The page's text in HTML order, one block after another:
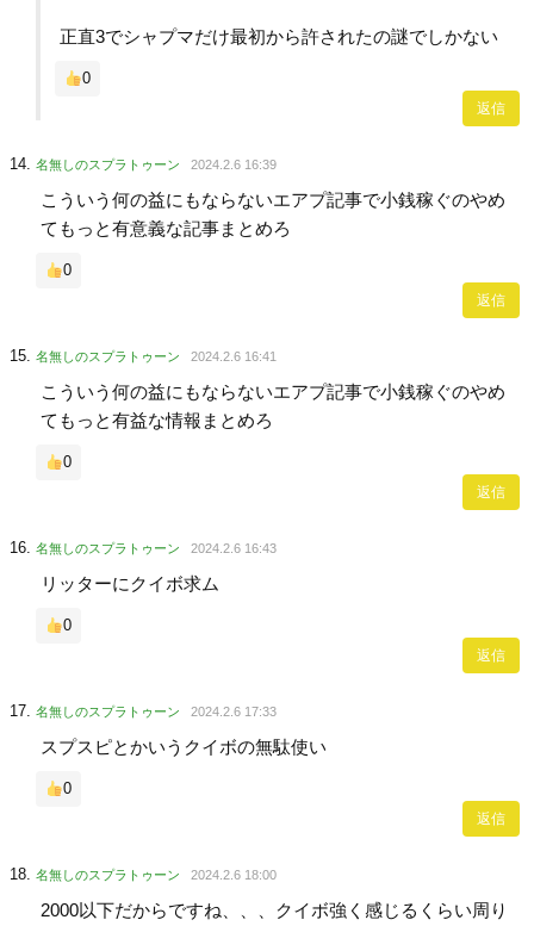
正直3でシャプマだけ最初から許されたの謎でしかない
0
返信
名無しのスプラトゥーン 2024.2.6 16:39
こういう何の益にもならないエアプ記事で小銭稼ぐのやめ
てもっと有意義な記事まとめろ
0
返信
名無しのスプラトゥーン 2024.2.6 16:41
こういう何の益にもならないエアプ記事で小銭稼ぐのやめ
てもっと有益な情報まとめろ
0
返信
名無しのスプラトゥーン 2024.2.6 16:43
リッターにクイボ求ム
0
返信
名無しのスプラトゥーン 2024.2.6 17:33
スプスピとかいうクイボの無駄使い
0
返信
名無しのスプラトゥーン 2024.2.6 18:00
2000以下だからですね、、、クイボ強く感じるくらい周り